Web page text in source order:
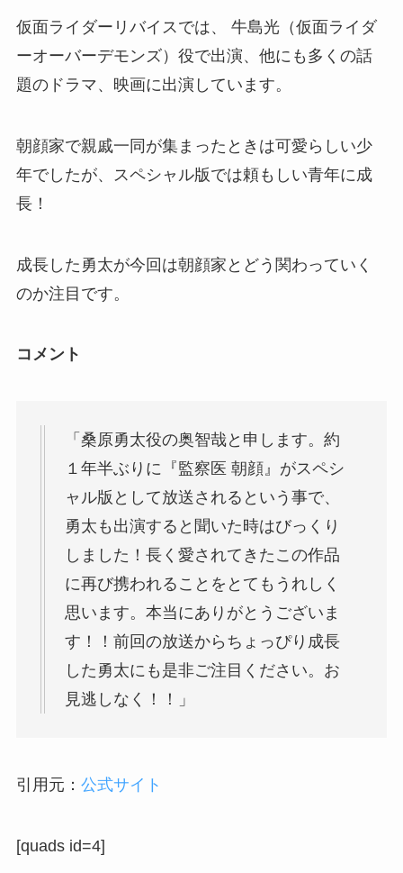
仮面ライダーリバイスでは、 牛島光（仮面ライダ
ーオーバーデモンズ）役で出演、他にも多くの話
題のドラマ、映画に出演しています。
朝顔家で親戚一同が集まったときは可愛らしい少
年でしたが、スペシャル版では頼もしい青年に成
長！
成長した勇太が今回は朝顔家とどう関わっていく
のか注目です。
コメント
「桑原勇太役の奥智哉と申します。約
１年半ぶりに『監察医 朝顔』がスペシ
ャル版として放送されるという事で、
勇太も出演すると聞いた時はびっくり
しました！長く愛されてきたこの作品
に再び携われることをとてもうれしく
思います。本当にありがとうございま
す！！前回の放送からちょっぴり成長
した勇太にも是非ご注目ください。お
見逃しなく！！」
引用元： 公式サイト
[quads id=4]